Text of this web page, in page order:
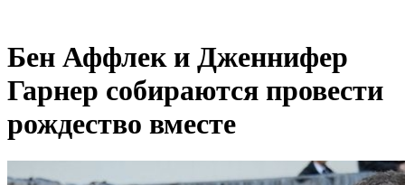
Бен Аффлек и Дженнифер
Гарнер собираются провести
рождество вместе